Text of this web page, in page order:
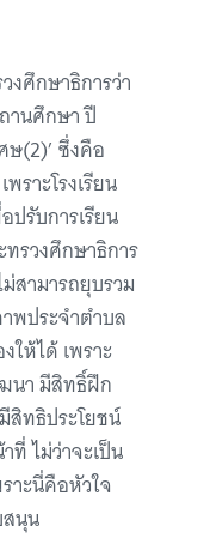
งศึกษาธิการว่า
านศึกษา ปี
ษ(2)’ ซึ่งคือ
ราะโรงเรียน
รับการเรียน
รวงศึกษาธิการ
สามารถยุบรวม
พประจำตำบล
ให้ได้ เพราะ
นา มีสิทธิ์ฝึก
สิทธิประโยชน์
ไม่ว่าจะเป็น
าะนี่คือหัวใจ
สนุน